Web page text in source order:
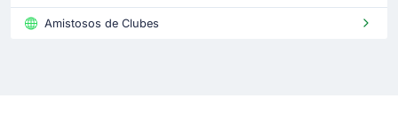
Amistosos de Clubes